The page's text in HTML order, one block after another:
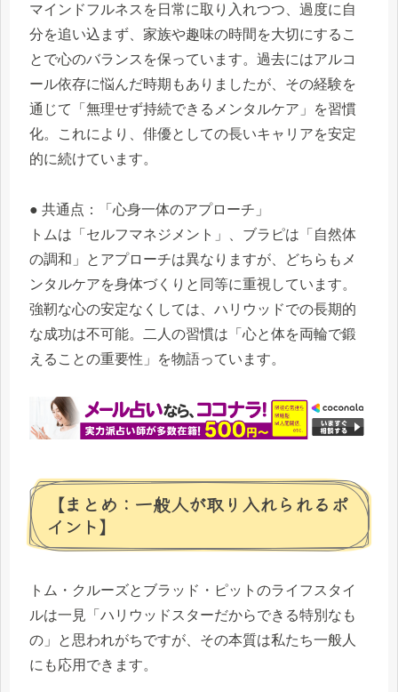
マインドフルネスを日常に取り入れつつ、過度に自
分を追い込まず、家族や趣味の時間を大切にするこ
とで心のバランスを保っています。過去にはアルコ
ール依存に悩んだ時期もありましたが、その経験を
通じて「無理せず持続できるメンタルケア」を習慣
化。これにより、俳優としての長いキャリアを安定
的に続けています。
● 共通点：「心身一体のアプローチ」
トムは「セルフマネジメント」、ブラピは「自然体
の調和」とアプローチは異なりますが、どちらもメ
ンタルケアを身体づくりと同等に重視しています。
強靭な心の安定なくしては、ハリウッドでの長期的
な成功は不可能。二人の習慣は「心と体を両輪で鍛
えることの重要性」を物語っています。
【まとめ：一般人が取り入れられるポ
イント】
トム・クルーズとブラッド・ピットのライフスタイ
ルは一見「ハリウッドスターだからできる特別なも
の」と思われがちですが、その本質は私たち一般人
にも応用できます。